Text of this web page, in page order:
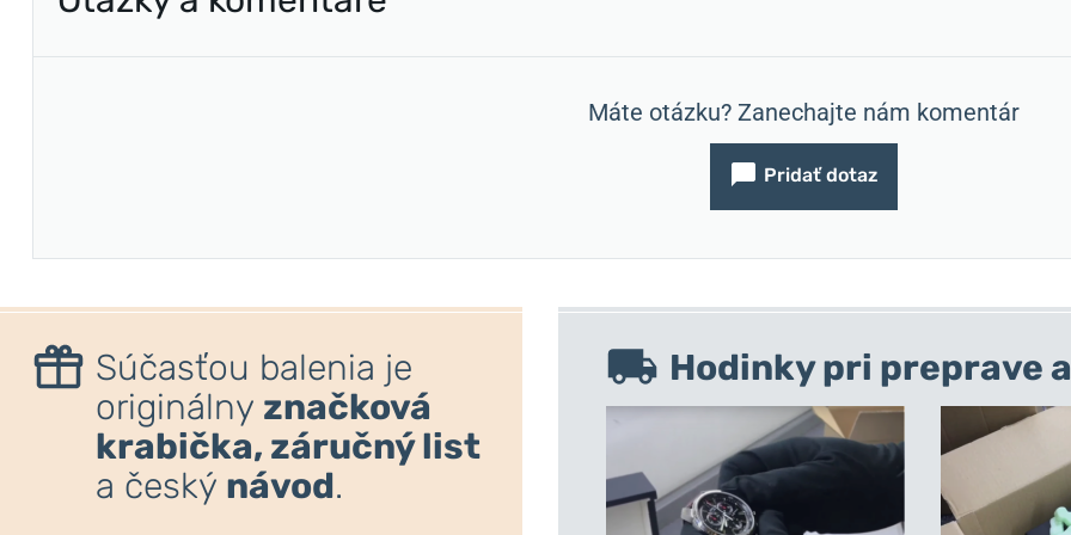
Máte otázku? Zanechajte nám komentár
Pridať dotaz
Súčasťou balenia je
originálny značková
krabička, záručný list
a český návod.
Hodinky pri preprave